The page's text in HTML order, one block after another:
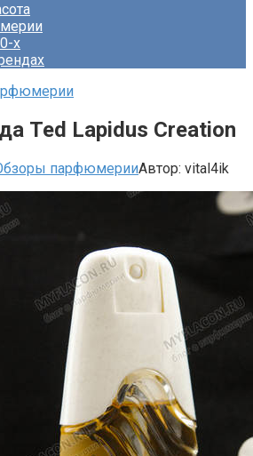
х
Ted Lapidus Creation
парфюмерииАвтор: vital4ik